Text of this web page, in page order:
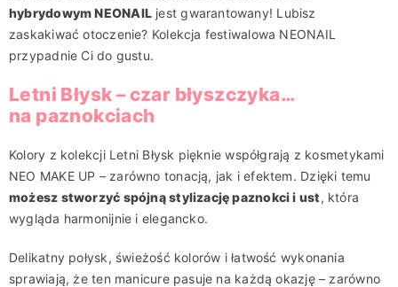
hybrydowym NEONAILjest gwarantowany! Lubisz
zaskakiwać otoczenie? Kolekcja festiwalowa NEONAIL
przypadnie Ci do gustu.
Letni Błysk – czar błyszczyka…
na paznokciach
Kolory z kolekcji Letni Błysk pięknie współgrają z kosmetykami
NEO MAKE UP – zarówno tonacją, jak i efektem. Dzięki temu
możesz stworzyć spójną stylizację paznokci i ust, która
wygląda harmonijnie i elegancko.
Delikatny połysk, świeżość kolorów i łatwość wykonania
sprawiają, że ten manicure pasuje na każdą okazję – zarówno